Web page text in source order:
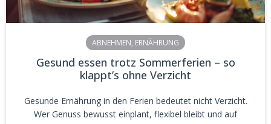
ABNEHMEN, ERNÄHRUNG
Gesund essen trotz Sommerferien – so
klappt’s ohne Verzicht
Gesunde Ernährung in den Ferien bedeutet nicht Verzicht.
Wer Genuss bewusst einplant, flexibel bleibt und auf